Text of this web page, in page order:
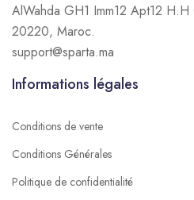
AlWahda GH1 Imm12 Apt12 H.H
20220, Maroc.
support@sparta.ma
Informations légales
Conditions de vente
Conditions Générales
Politique de confidentialité